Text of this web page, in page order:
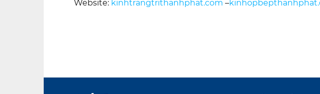
Website: kinhtrangtrithanhphat.com –